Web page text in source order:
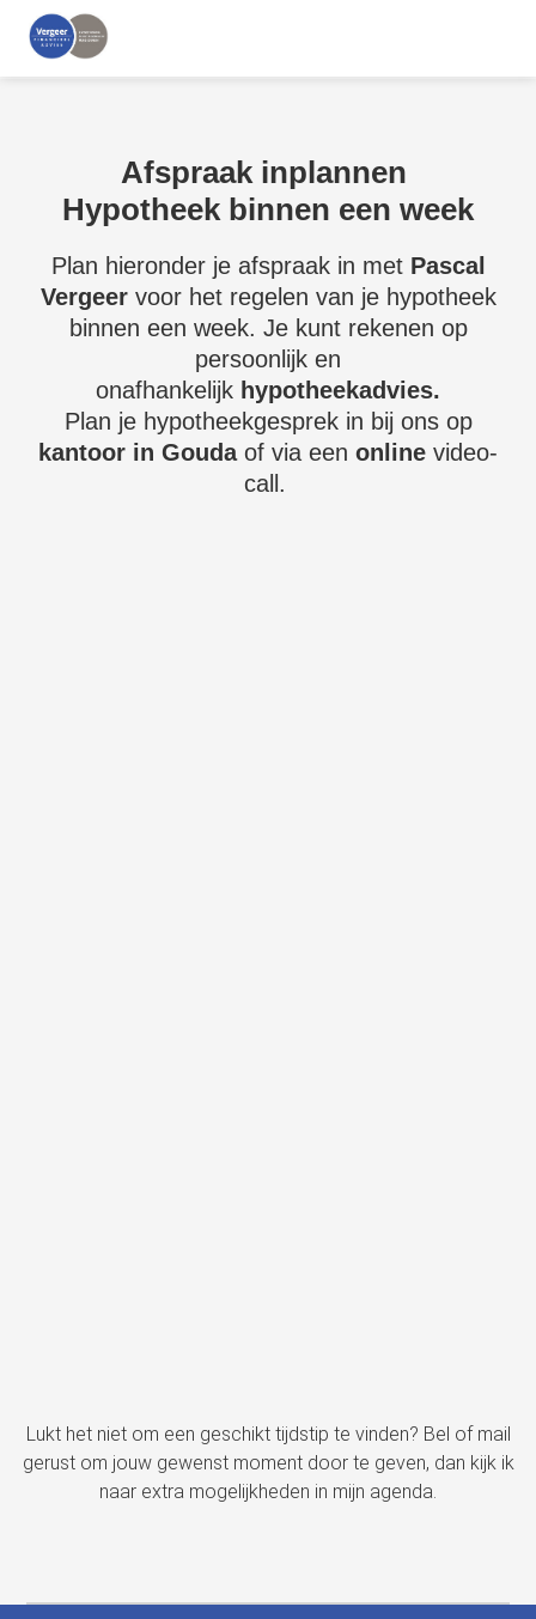
Afspraak inplannen
Hypotheek binnen een week
Plan hieronder je afspraak in met Pascal
Vergeervoor het regelen van je hypotheek
binnen een week. Je kunt rekenen op
persoonlijk en
onafhankelijk hypotheekadvies.
Plan je hypotheekgesprek in bij ons op
kantoor in Gouda of via een online video-
call.
Lukt het niet om een geschikt tijdstip te vinden? Bel of mail
gerust om jouw gewenst moment door te geven, dan kijk ik
naar extra mogelijkheden in mijn agenda.